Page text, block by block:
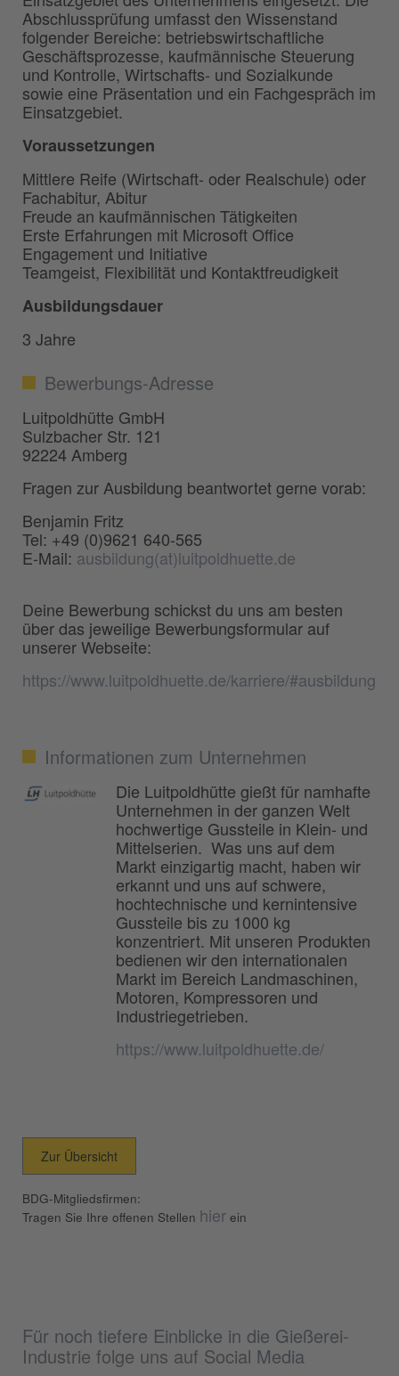
Abschlussprüfung umfasst den Wissenstand
folgender Bereiche: betriebswirtschaftliche
Geschäftsprozesse, kaufmännische Steuerung
und Kontrolle, Wirtschafts- und Sozialkunde
sowie eine Präsentation und ein Fachgespräch im
Einsatzgebiet.
Voraussetzungen
Mittlere Reife (Wirtschaft- oder Realschule) oder
Fachabitur, Abitur
Freude an kaufmännischen Tätigkeiten
Erste Erfahrungen mit Microsoft Office
Engagement und Initiative
Teamgeist, Flexibilität und Kontaktfreudigkeit
Ausbildungsdauer
3 Jahre
Bewerbungs-Adresse
Luitpoldhütte GmbH
Sulzbacher Str. 121
92224 Amberg
Fragen zur Ausbildung beantwortet gerne vorab:
Benjamin Fritz
Tel: +49 (0)9621 640-565
E-Mail: ausbildung(at)luitpoldhuette.de
Deine Bewerbung schickst du uns am besten
über das jeweilige Bewerbungsformular auf
unserer Webseite:
https://www.luitpoldhuette.de/karriere/#ausbildung
Informationen zum Unternehmen
Die Luitpoldhütte gießt für namhafte
Unternehmen in der ganzen Welt
hochwertige Gussteile in Klein- und
Mittelserien. Was uns auf dem
Markt einzigartig macht, haben wir
erkannt und uns auf schwere,
hochtechnische und kernintensive
Gussteile bis zu 1000 kg
konzentriert. Mit unseren Produkten
bedienen wir den internationalen
Markt im Bereich Landmaschinen,
Motoren, Kompressoren und
Industriegetrieben.
https://www.luitpoldhuette.de/
Zur Übersicht
BDG-Mitgliedsfirmen:
Tragen Sie Ihre offenen Stellen hier ein
Für noch tiefere Einblicke in die Gießerei-
Industrie folge uns auf Social Media